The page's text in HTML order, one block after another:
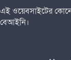
এই ওয়েবসাইটের
বেআইনি।